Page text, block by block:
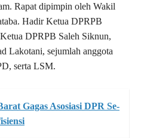
Rapat dipimpin oleh Wakil
Hadir Ketua DPRPB
DPRPB Saleh Siknun,
Lakotani, sejumlah anggota
serta LSM.
Gagas Asosiasi DPR Se-